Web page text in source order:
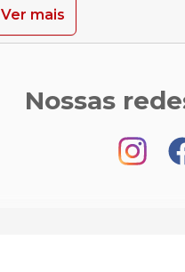
Ver mais
Nossas